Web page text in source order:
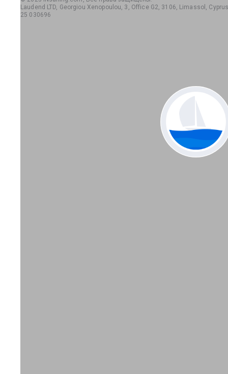
Laudend LTD, Georgiou Xenopoulou, 3, Office G2, 3106, Limassol,
25 030696